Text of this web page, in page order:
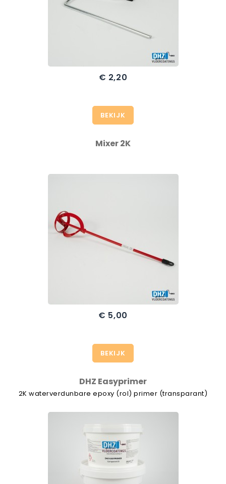
€ 2,20
BEKIJK
Mixer 2K
€ 5,00
BEKIJK
DHZ Easyprimer
2K waterverdunbare epoxy (rol) primer (transparant)